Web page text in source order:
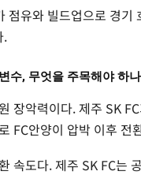
점유와 빌드업으로 경
.
수, 무엇을 주목해야 하나
장악력이다. 제주 SK
FC안양이 압박 이후
속도다. 제주 SK FC는